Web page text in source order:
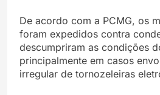
De acordo com a PCMG, os
foram expedidos contra
descumpriram as condições
principalmente em casos
irregular de tornozeleiras